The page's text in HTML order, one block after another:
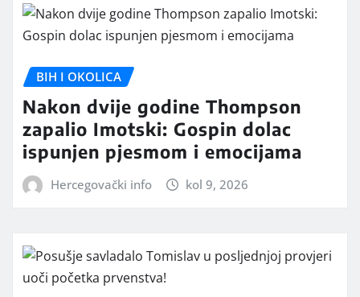
BIH I OKOLICA
Nakon dvije godine Thompson
zapalio Imotski: Gospin dolac
ispunjen pjesmom i emocijama
Hercegovački info kol 9, 2026